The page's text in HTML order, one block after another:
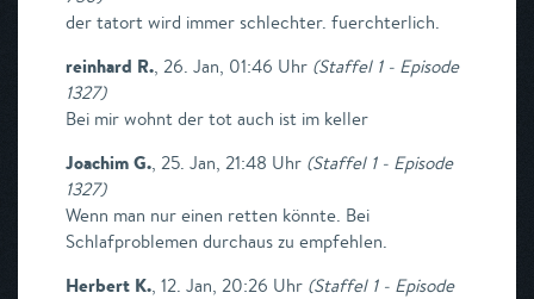
der tatort wird immer schlechter. fuerchterlich.
reinhard R., 26. Jan, 01:46 Uhr (Staffel 1 - Episode
1327)
Bei mir wohnt der tot auch ist im keller
Joachim G., 25. Jan, 21:48 Uhr (Staffel 1 - Episode
1327)
Wenn man nur einen retten könnte. Bei
Schlafproblemen durchaus zu empfehlen.
Herbert K., 12. Jan, 20:26 Uhr (Staffel 1 - Episode